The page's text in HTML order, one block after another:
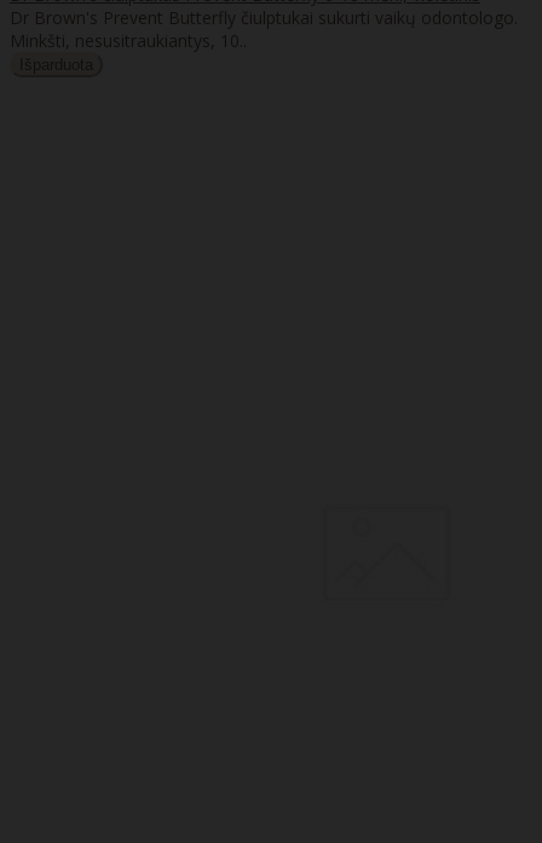
Dr Brown's Prevent Butterfly čiulptukai sukurti vaikų odontologo.
Minkšti, nesusitraukiantys, 10..